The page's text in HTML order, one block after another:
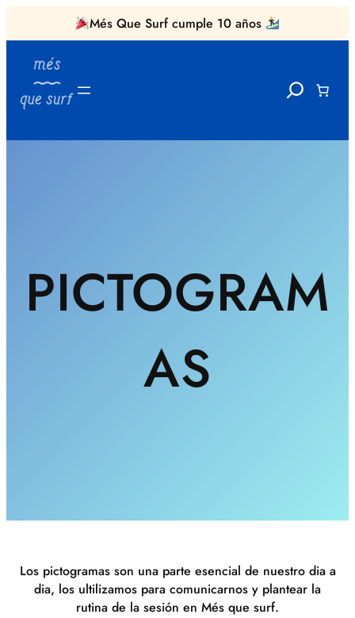
Més Que Surf cumple 10 años
contenido
Search
PICTOGRAM
AS
Los pictogramas son una parte esencial de nuestro dia a
dia, los ultilizamos para comunicarnos y plantear la
rutina de la sesión en Més que surf.